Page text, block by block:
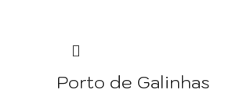
Porto de Galinhas